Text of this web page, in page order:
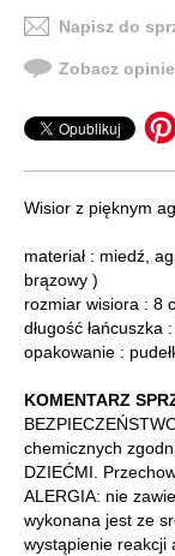
Napisz do
Zobacz
Wisior z pięknym
materiał : miedź,
brązowy )
rozmiar wisiora : 8
długość łańcuszka
opakowanie :
KOMENTARZ
chemicznych
DZIEĆMI.
ALERGIA: nie
wykonana jest ze
wystąpienie reakcji